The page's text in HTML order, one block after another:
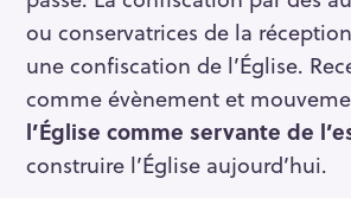
ou conservatrices de la
une confiscation de l’Église.
comme évènement et
l’Église comme servante de
construire l’Église aujourd’hui.